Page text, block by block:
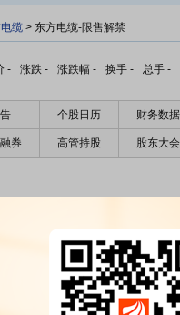
缆 > 东方电缆-限售解禁
- 涨跌 - 涨跌幅 - 换手 - 总手 -
个股日历 财务数据
券 高管持股 股东大会